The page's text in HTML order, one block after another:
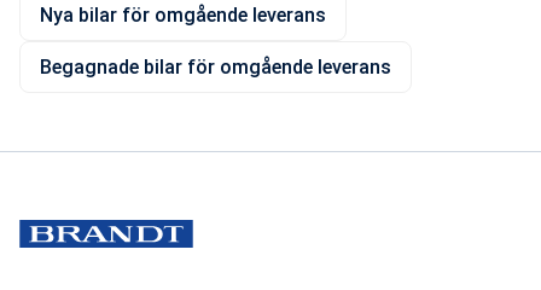
Nya bilar för omgående leverans
Begagnade bilar för omgående leverans